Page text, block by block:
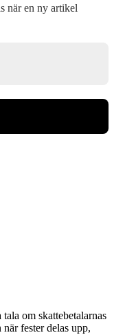
när en ny artikel
om skattebetalarnas
fester delas upp,